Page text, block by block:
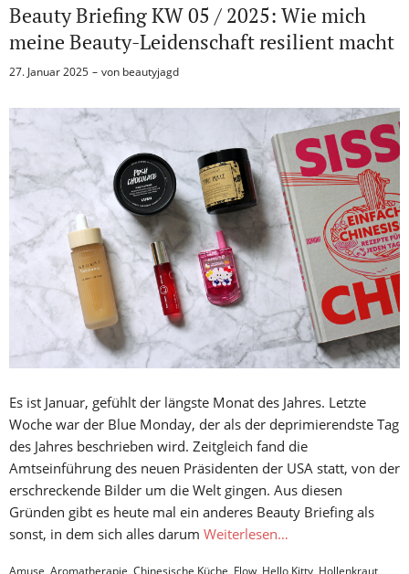
Beauty Briefing KW 05 / 2025: Wie mich
meine Beauty-Leidenschaft resilient macht
27. Januar 2025 von beautyjagd
Es ist Januar, gefühlt der längste Monat des Jahres. Letzte
Woche war der Blue Monday, der als der deprimierendste Tag
des Jahres beschrieben wird. Zeitgleich fand die
Amtseinführung des neuen Präsidenten der USA statt, von der
erschreckende Bilder um die Welt gingen. Aus diesen
Gründen gibt es heute mal ein anderes Beauty Briefing als
sonst, in dem sich alles darum Weiterlesen…
Amuse Aromatherapie Chinesische Küche Flow Hello Kitty Hollenkraut